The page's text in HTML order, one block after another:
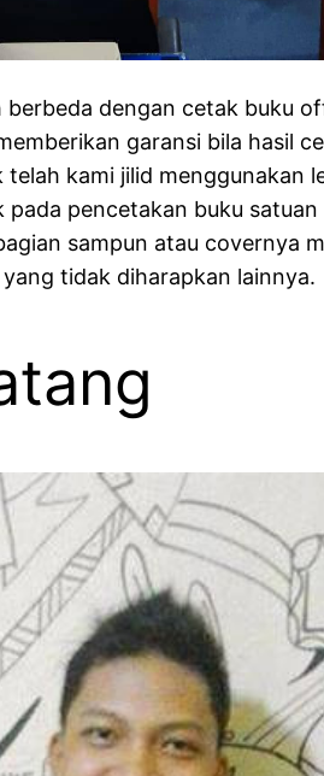
dengan cetak buku
garansi bila hasil
kami jilid menggunakan
pencetakan buku
sampun atau covernya
tidak diharapkan lainnya.